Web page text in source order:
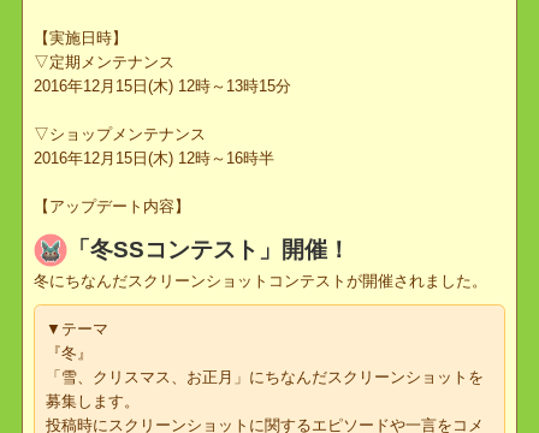
下記アップデートを行いました。
【実施日時】
2016年12月15日(木) 12時～13時15分
2016年12月15日(木) 12時～16時半
【アップデート内容】
「冬SSコンテスト」開催！
冬にちなんだスクリーンショットコンテストが開催されました。
▼テーマ
『冬』